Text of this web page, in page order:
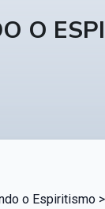
O
o Espiritismo